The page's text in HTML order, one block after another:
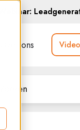
Webinar:
Over ons